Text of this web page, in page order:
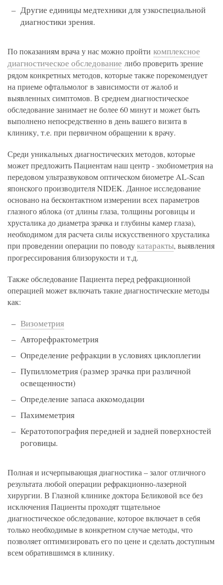
Другие единицы медтехники для узкоспециальной
диагностики зрения.
По показаниям врача у нас можно пройти комплексное
диагностическое обследование либо проверить зрение
рядом конкретных методов, которые также порекомендует
на приеме офтальмолог в зависимости от жалоб и
выявленных симптомов. В среднем диагностическое
обследование занимает не более 60 минут и может быть
выполнено непосредственно в день вашего визита в
клинику, т.е. при первичном обращении к врачу.
Среди уникальных диагностических методов, которые
может предложить Пациентам наш центр - эхобиометрия на
передовом ультразвуковом оптическом биометре AL-Scan
японского производителя NIDEK. Данное исследование
основано на бесконтактном измерении всех параметров
глазного яблока (от длины глаза, толщины роговицы и
хрусталика до диаметра зрачка и глубины камер глаза),
необходимом для расчета силы искусственного хрусталика
при проведении операции по поводукатаракты, выявления
прогрессирования близорукости и т.д.
Также обследование Пациента перед рефракционной
операцией может включать такие диагностические методы
как:
Визометрия
Авторефрактометрия
Определение рефракции в условиях циклоплегии
Пупиллометрия (размер зрачка при различной
освещенности)
Определение запаса аккомодации
Пахимеметрия
Кератотопография передней и задней поверхностей
роговицы.
Полная и исчерпывающая диагностика – залог отличного
результата любой операции рефракционно-лазерной
хирургии. В Глазной клинике доктора Беликовой все без
исключения Пациенты проходят тщательное
диагностическое обследование, которое включает в себя
только необходимые в конкретном случае методы, что
позволяет оптимизировать его по цене и сделать доступным
всем обратившимся в клинику.